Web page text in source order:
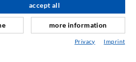
accept all
more information
Privacy Imprint